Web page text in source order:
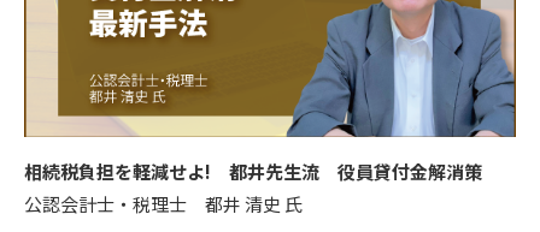
相続税負担を軽減せよ! 都井先生流 役員貸付金解消策
公認会計士・税理士 都井 清史 氏